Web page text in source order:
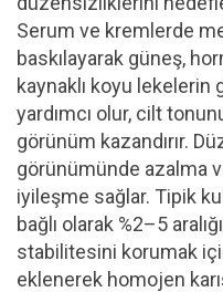
Serum ve kremlerde
baskılayarak güneş,
kaynaklı koyu
yardımcı olur, cilt
görünüm kazandırır.
görünümünde azalma
iyileşme sağlar. Tipik
bağlı olarak %2–5
stabilitesini korumak
eklenerek homojen